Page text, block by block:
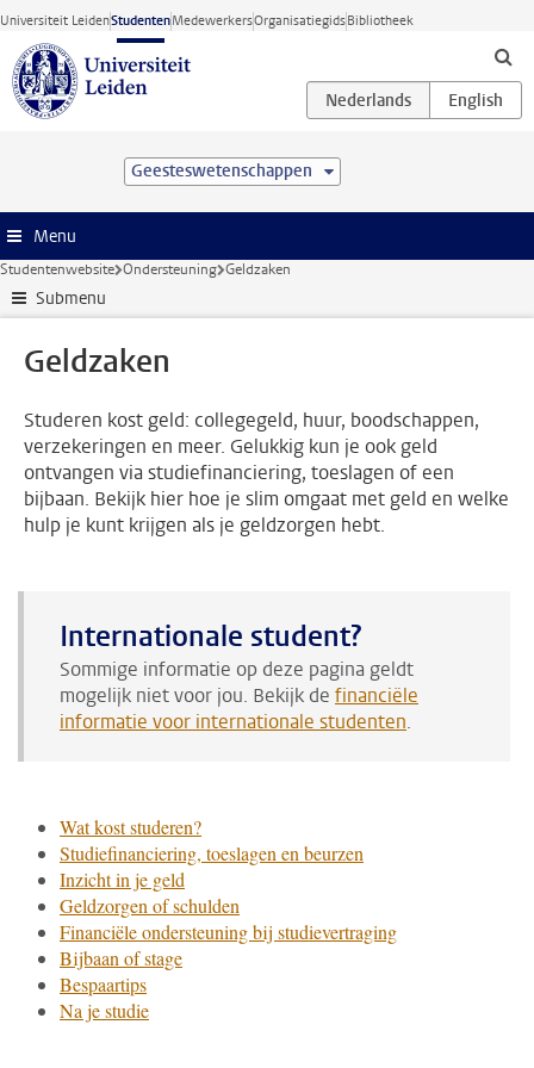
Ga direct naar de inhoud
Universiteit LeidenStudentenMedewerkersOrganisatiegidsBibliotheek
Geesteswetenschappen
Menu
Studentenwebsite Ondersteuning Geldzaken
Submenu
Geldzaken
Studeren kost geld: collegegeld, huur, boodschappen,
verzekeringen en meer. Gelukkig kun je ook geld
ontvangen via studiefinanciering, toeslagen of een
bijbaan. Bekijk hier hoe je slim omgaat met geld en welke
hulp je kunt krijgen als je geldzorgen hebt.
Internationale student?
Sommige informatie op deze pagina geldt
mogelijk niet voor jou. Bekijk de financiële
informatie voor internationale studenten.
Wat kost studeren?
Studiefinanciering, toeslagen en beurzen
Inzicht in je geld
Geldzorgen of schulden
Financiële ondersteuning bij studievertraging
Bijbaan of stage
Bespaartips
Na je studie